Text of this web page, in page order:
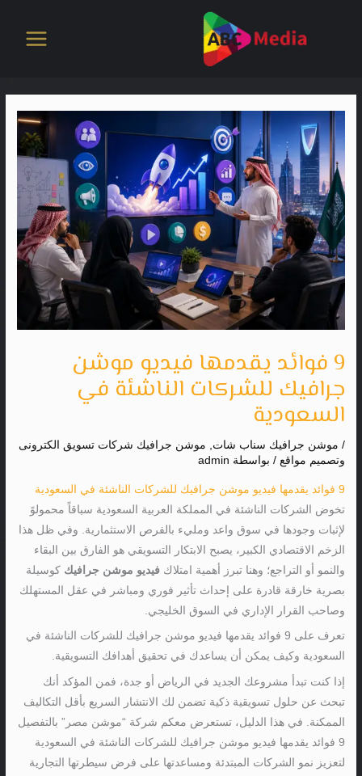
9 فوائد يقدمها فيديو موشن
جرافيك للشركات الناشئة في
السعودية
/ موشن جرافيك سناب شات
موشن جرافيك شركات تسويق الكترونى
وتصميم مواقع / بواسطة admin
9 فوائد يقدمها فيديو موشن جرافيك للشركات الناشئة في السعودية
تخوض الشركات الناشئة في المملكة العربية السعودية سباقاً محمولوً
لإثبات وجودها في سوق واعد ومليء بالفرص الاستثمارية. وفي ظل هذا
الزخم الاقتصادي الكبير، يصبح الابتكار التسويقي هو الفارق بين البقاء
والنمو أو التراجع؛ وهنا تبرز أهمية امتلاكفيديو موشن جرافيك كوسيلة
بصرية خارقة قادرة على إحداث تأثير فوري ومباشر في عقل المستهلك
وصاحب القرار الإداري في السوق الخليجي.
تعرف على 9 فوائد يقدمها فيديو موشن جرافيك للشركات الناشئة في
السعودية وكيف يمكن أن يساعدك في تحقيق أهدافك التسويقية.
إذا كنت تبدأ مشروعك الجديد في الرياض أو جدة، فمن المؤكد أنك
تبحث عن حلول تسويقية ذكية تضمن لك الانتشار السريع بأقل التكاليف
الممكنة. في هذا الدليل، تستعرض معكم شركة “موشن مصر” بالتفصيل
9 فوائد يقدمها فيديو موشن جرافيك للشركات الناشئة في السعودية
لتعزيز نمو الشركات المبتدئة ومساعدتها على فرض سيطرتها التجارية